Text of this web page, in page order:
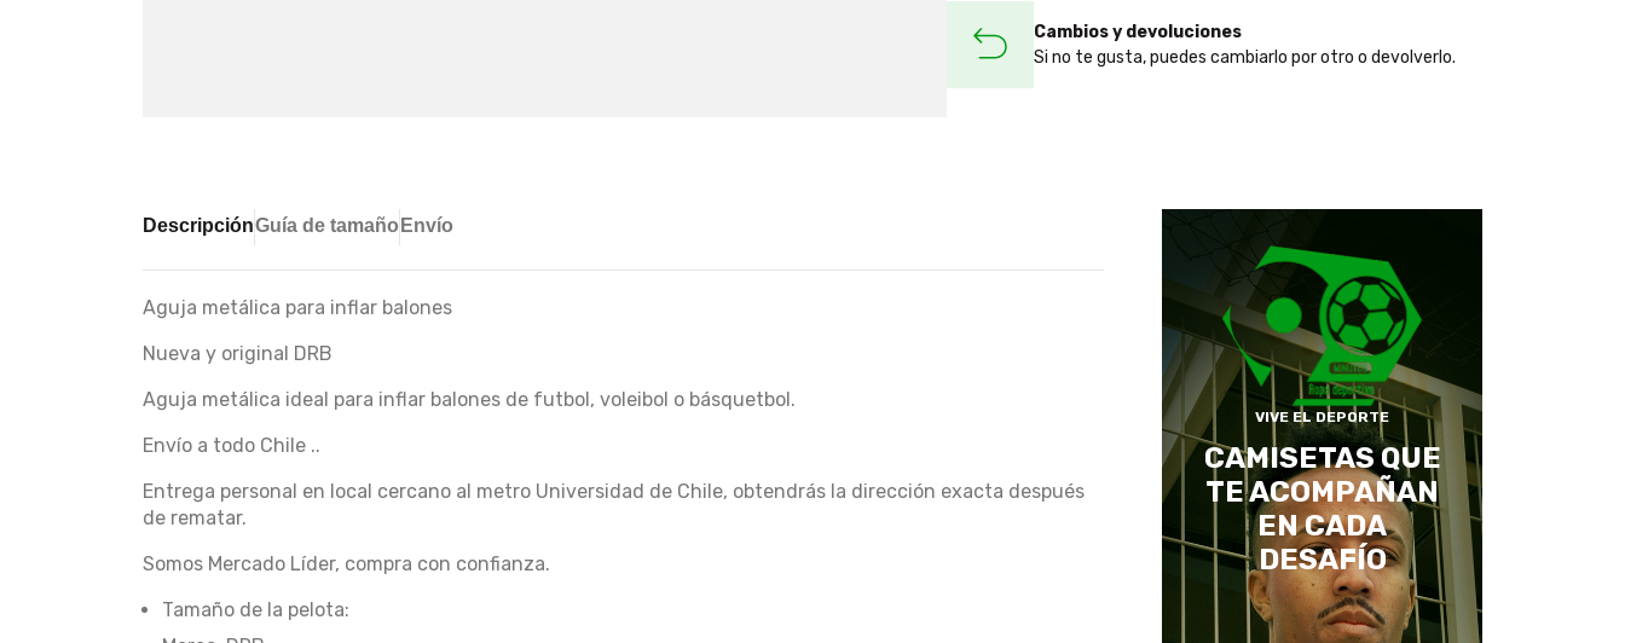
Cambios y devoluciones
Si no te gusta, puedes cambiarlo por otro o devolverlo.
DescripciónGuía de tamaño Envío
Aguja metálica para inflar balones
Nueva y original DRB
Aguja metálica ideal para inflar balones de futbol, voleibol o básquetbol.
Envío a todo Chile ..
Entrega personal en local cercano al metro Universidad de Chile, obtendrás la dirección exacta después
de rematar.
Somos Mercado Líder, compra con confianza.
Tamaño de la pelota:
VIVE EL DEPORTE
CAMISETAS QUE
TE ACOMPAÑAN
EN CADA
DESAFÍO